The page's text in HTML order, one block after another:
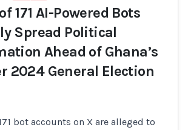
171 AI-Powered Bots
Spread Political
Ahead of Ghana’s
2024 General Election
bot accounts on X are alleged to